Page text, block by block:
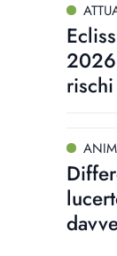
rischi